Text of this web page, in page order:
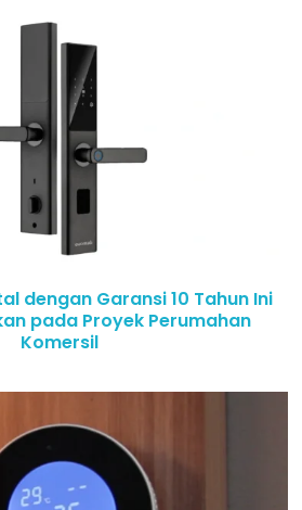
dengan Garansi 10 Tahun Ini
pada Proyek Perumahan
Komersil